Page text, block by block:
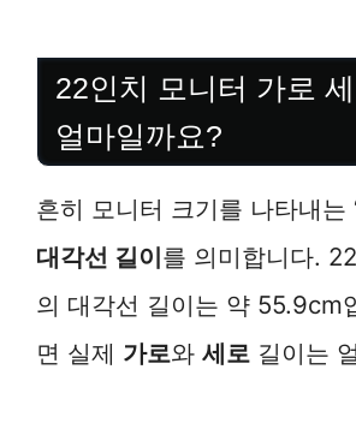
22인치 모니터 가로
얼마일까요?
흔히 모니터 크기를 나타내는
대각선 길이를 의미합니다.
의 대각선 길이는 약 55.9cm
면 실제 가로와 세로 길이는